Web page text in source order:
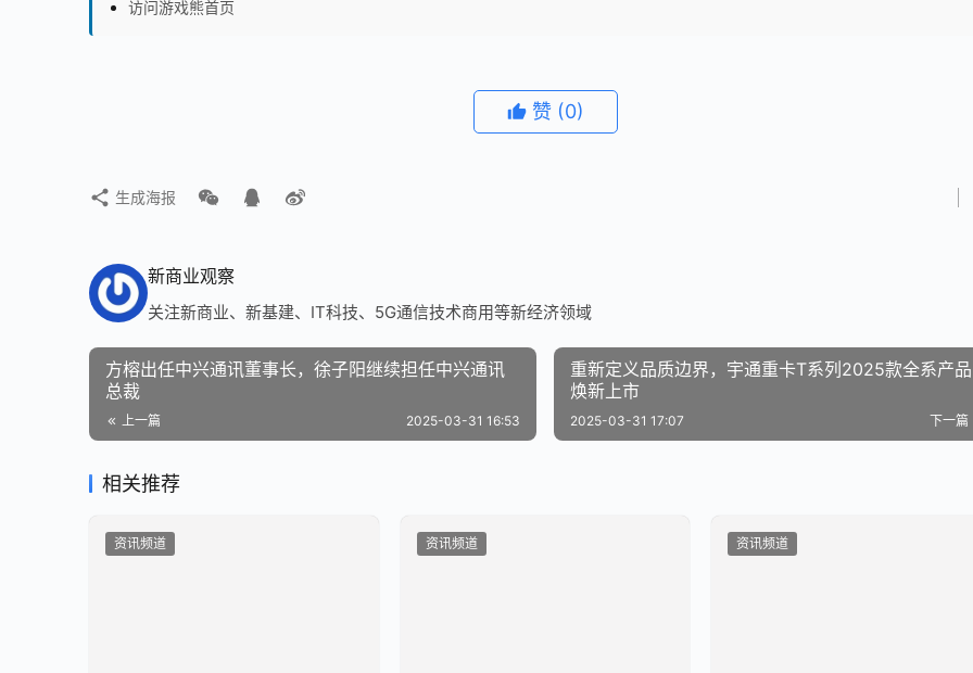
访问游戏熊首页
赞 (0)
生成海报
新商业观察
关注新商业、新基建、IT科技、5G通信技术商用等新经济领域
方榕出任中兴通讯董事长，徐子阳继续担任中兴通讯
总裁
上一篇 2025-03-31 16:53
重新定义品质边界，宇通重卡T系列2025款全系产品
焕新上市
下一篇
2025-03-31 17:07
相关推荐
资讯频道 资讯频道 资讯频道